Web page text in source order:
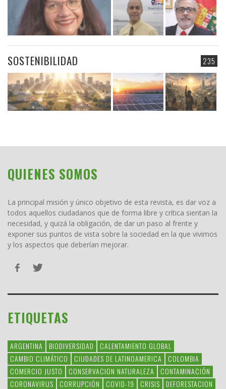
235
SOSTENIBILIDAD
QUIENES SOMOS
La principal misión y único objetivo de esta revista, es dar voz a
todos aquellos ciudadanos que de forma libre y crítica sientan la
necesidad, y quizá la obligación, de dar un paso al frente y
exponer sus puntos de vista sobre la sociedad en la que vivimos
y los aspectos que deberían mejorar.
ETIQUETAS
ARGENTINA BIODIVERSIDAD
CALENTAMIENTO GLOBAL
CAMBIO CLIMÁTICO
CIUDADES DE LATINOAMERICA
COLOMBIA
COMERCIO JUSTO
CONSERVACION NATURALEZA
CONTAMINACIÓN
CORONAVIRUS
CORRUPCIÓN COVID-19 CRISIS DEFORESTACION